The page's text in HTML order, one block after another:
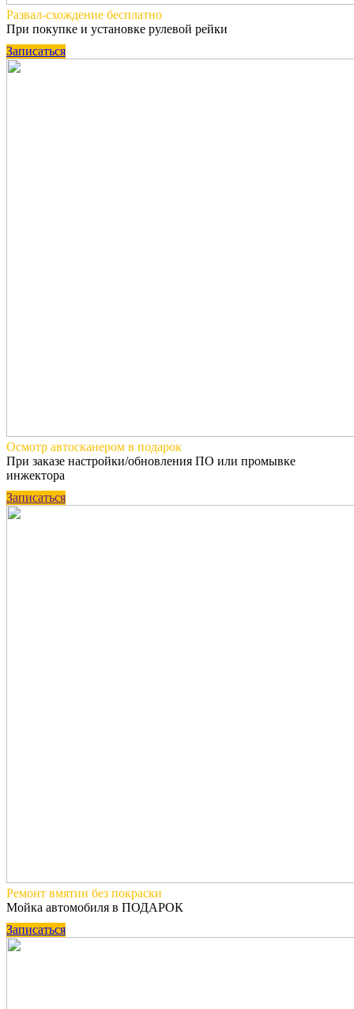
Развал-схождение бесплатно
При покупке и установке рулевой рейки
Записаться
Осмотр автосканером в подарок
При заказе настройки/обновления ПО или промывке
инжектора
Записаться
Ремонт вмятин без покраски
Мойка автомобиля в ПОДАРОК
Записаться